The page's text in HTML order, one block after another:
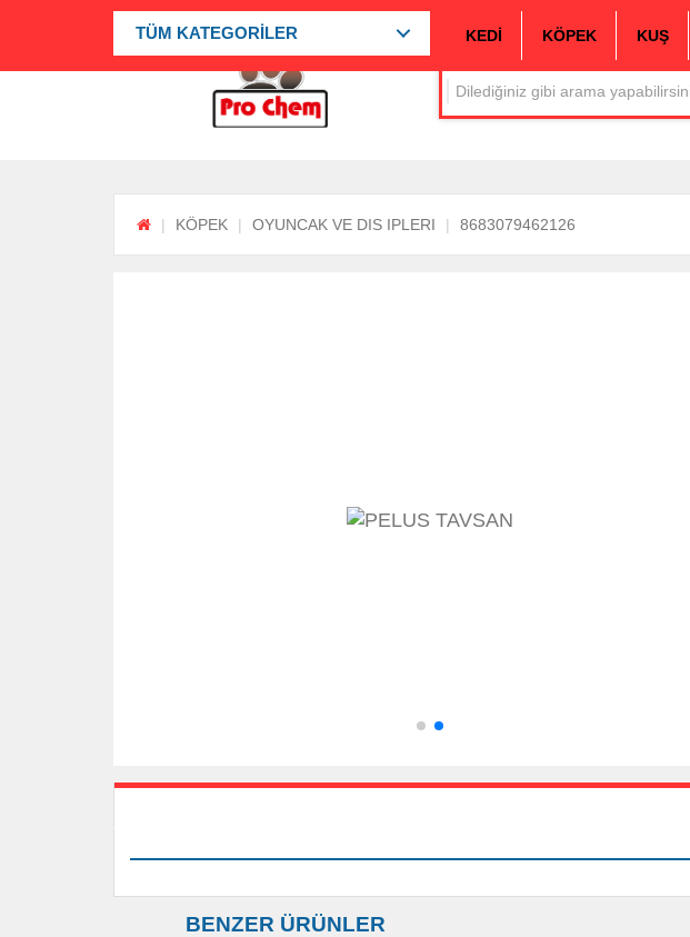
TÜM KATEGORİLER KEDİ KÖPEK KUŞ
KÖPEK OYUNCAK VE DIS IPLERI 8683079462126
BENZER ÜRÜNLER